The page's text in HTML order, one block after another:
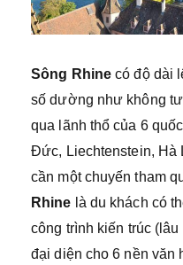
Sông Rhine có độ dài
số dường như không
qua lãnh thổ của 6
Đức, Liechtenstein, Hà
cần một chuyến tham
Rhine là du khách có
công trình kiến trúc
đại diện cho 6 nền văn